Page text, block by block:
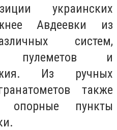
украинских
Авдеевки из
систем,
пулеметов и
Из ручных
также
опорные пункты